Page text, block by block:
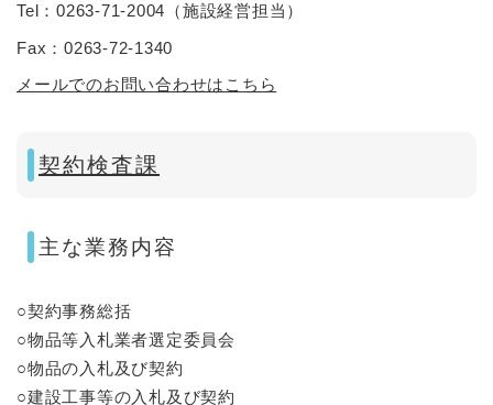
Tel：0263-71-2004 （施設経営担当 ）
Fax：0263-72-1340
メールでのお問い合わせはこちら
契約検査課
主な業務内容
○契約事務総括
○物品等入札業者選定委員会
○物品の入札及び契約
○建設工事等の入札及び契約